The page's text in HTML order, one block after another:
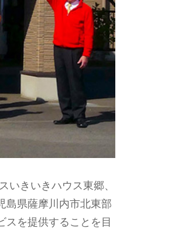
きいきハウス東郷、
島県薩摩川内市北東部
スを提供することを目